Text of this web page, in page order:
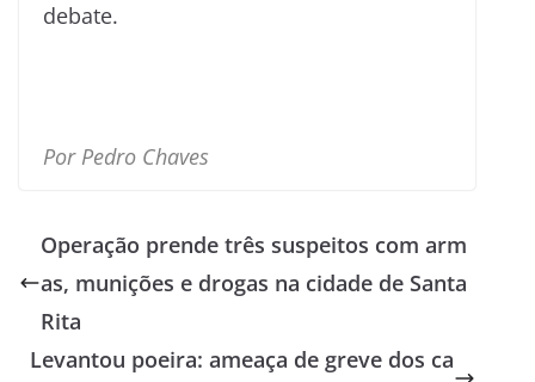
debate.
Por Pedro Chaves
Operação prende três suspeitos com arm
as, munições e drogas na cidade de Santa
Rita
Levantou poeira: ameaça de greve dos ca